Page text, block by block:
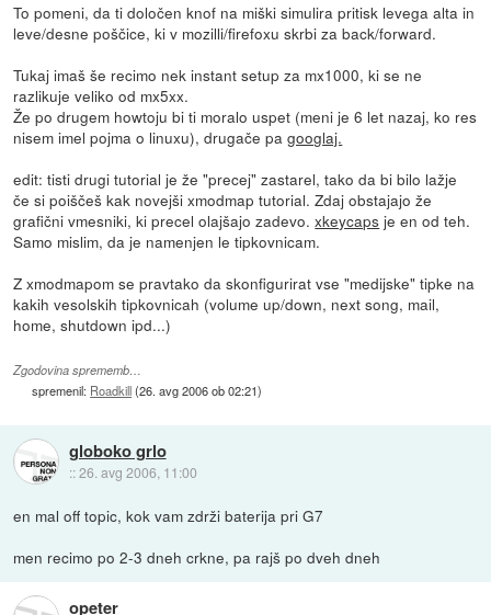
To pomeni, da ti določen knof na miški simulira pritisk levega alta in
leve/desne poščice, ki v mozilli/firefoxu skrbi za back/forward.
Tukaj imaš še recimo nek instant setup za mx1000, ki se ne
razlikuje veliko od mx5xx.
Že po drugem howtoju bi ti moralo uspet (meni je 6 let nazaj, ko res
nisem imel pojma o linuxu), drugače pagooglaj.
edit: tisti drugi tutorial je že "precej" zastarel, tako da bi bilo lažje
če si poiščeš kak novejši xmodmap tutorial. Zdaj obstajajo že
grafični vmesniki, ki precel olajšajo zadevo.xkeycaps je en od teh.
Samo mislim, da je namenjen le tipkovnicam.
Z xmodmapom se pravtako da skonfigurirat vse "medijske" tipke na
kakih vesolskih tipkovnicah (volume up/down, next song, mail,
home, shutdown ipd...)
Zgodovina sprememb…
spremenil: Roadkill(26. avg 2006 ob 02:21)
globoko grlo
::26. avg 2006, 11:00
en mal off topic, kok vam zdrži baterija pri G7
men recimo po 2-3 dneh crkne, pa rajš po dveh dneh
opeter